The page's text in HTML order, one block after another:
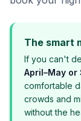
The smart
If you can't
April–May or
comfortable
crowds and
without the